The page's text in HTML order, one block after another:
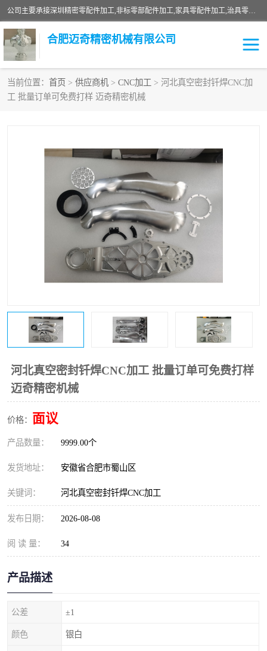
公司主要承接深圳精密零配件加工,非标零部配件加工,家具零配件加工,治具零配件加工,安徽精密零配件加工等各种各种精密机械加工，欢迎来来电咨询！
合肥迈奇精密机械有限公司
当前位置： 首页 > 供应商机 > CNC加工 > 河北真空密封钎焊CNC加
工 批量订单可免费打样 迈奇精密机械
河北真空密封钎焊CNC加工 批量订单可免费打样
迈奇精密机械
价格： 面议
产品数量： 9999.00个
发货地址： 安徽省合肥市蜀山区
关键词： 河北真空密封钎焊CNC加工
发布日期： 2026-08-08
阅 读 量： 34
产品描述
公差 ±1
颜色 银白
铣床加工
家具零配件加工 数控精密机加工
零部件机加工 机床零件加工
数控机床加工